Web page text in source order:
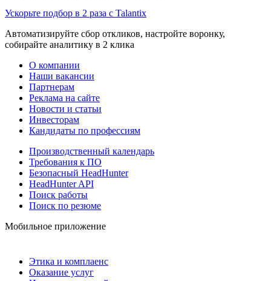
Ускорьте подбор в 2 раза с Talantix
Автоматизируйте сбор откликов, настройте воронку,
собирайте аналитику в 2 клика
О компании
Наши вакансии
Партнерам
Реклама на сайте
Новости и статьи
Инвесторам
Кандидаты по профессиям
Производственный календарь
Требования к ПО
Безопасный HeadHunter
HeadHunter API
Поиск работы
Поиск по резюме
Мобильное приложение
Этика и комплаенс
Оказание услуг